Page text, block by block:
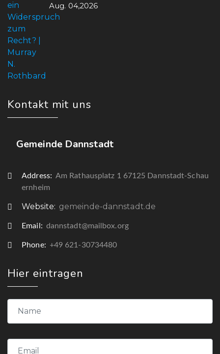
Aug. 04,2026
Kontakt mit uns
Gemeinde Dannstadt
Address: Am Rathausplatz 1 67125 Dannstadt-Schau
ernheim
Website: gemeinde-dannstadt.de
Email: dannstadt@mailbox.org
Phone: +49 621-30734480
Hier eintragen